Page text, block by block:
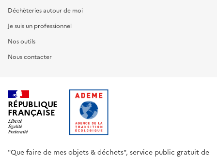
Déchèteries autour de moi
Je suis un professionnel
Nos outils
Nous contacter
RÉPUBLIQUE
FRANÇAISE
"Que faire de mes objets & déchets", service public gratuit de